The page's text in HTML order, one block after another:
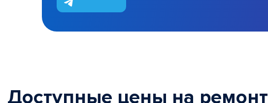
Доступные цены на ремонт